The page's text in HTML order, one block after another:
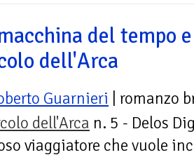
del tempo
dell'Arca
Guarnieri | romanzo
dell'Arca n. 5 - Delos
viaggiatore che vuole